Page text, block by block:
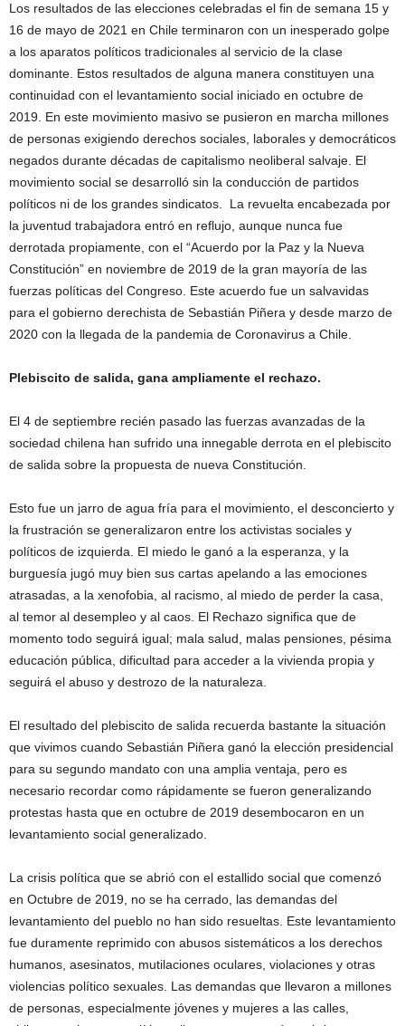
Los resultados de las elecciones celebradas el fin de semana 15 y
16 de mayo de 2021 en Chile terminaron con un inesperado golpe
a los aparatos políticos tradicionales al servicio de la clase
dominante. Estos resultados de alguna manera constituyen una
continuidad con el levantamiento social iniciado en octubre de
2019. En este movimiento masivo se pusieron en marcha millones
de personas exigiendo derechos sociales, laborales y democráticos
negados durante décadas de capitalismo neoliberal salvaje. El
movimiento social se desarrolló sin la conducción de partidos
políticos ni de los grandes sindicatos. La revuelta encabezada por
la juventud trabajadora entró en reflujo, aunque nunca fue
derrotada propiamente, con el “Acuerdo por la Paz y la Nueva
Constitución” en noviembre de 2019 de la gran mayoría de las
fuerzas políticas del Congreso. Este acuerdo fue un salvavidas
para el gobierno derechista de Sebastián Piñera y desde marzo de
2020 con la llegada de la pandemia de Coronavirus a Chile.
Plebiscito de salida, gana ampliamente el rechazo.
El 4 de septiembre recién pasado las fuerzas avanzadas de la
sociedad chilena han sufrido una innegable derrota en el plebiscito
de salida sobre la propuesta de nueva Constitución.
Esto fue un jarro de agua fría para el movimiento, el desconcierto y
la frustración se generalizaron entre los activistas sociales y
políticos de izquierda. El miedo le ganó a la esperanza, y la
burguesía jugó muy bien sus cartas apelando a las emociones
atrasadas, a la xenofobia, al racismo, al miedo de perder la casa,
al temor al desempleo y al caos. El Rechazo significa que de
momento todo seguirá igual; mala salud, malas pensiones, pésima
educación pública, dificultad para acceder a la vivienda propia y
seguirá el abuso y destrozo de la naturaleza.
El resultado del plebiscito de salida recuerda bastante la situación
que vivimos cuando Sebastián Piñera ganó la elección presidencial
para su segundo mandato con una amplia ventaja, pero es
necesario recordar como rápidamente se fueron generalizando
protestas hasta que en octubre de 2019 desembocaron en un
levantamiento social generalizado.
La crisis política que se abrió con el estallido social que comenzó
en Octubre de 2019, no se ha cerrado, las demandas del
levantamiento del pueblo no han sido resueltas. Este levantamiento
fue duramente reprimido con abusos sistemáticos a los derechos
humanos, asesinatos, mutilaciones oculares, violaciones y otras
violencias político sexuales. Las demandas que llevaron a millones
de personas, especialmente jóvenes y mujeres a las calles,